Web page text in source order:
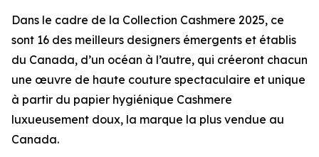
Dans le cadre de la Collection Cashmere 2025, ce
sont 16 des meilleurs designers émergents et établis
du Canada, d’un océan à l’autre, qui créeront chacun
une œuvre de haute couture spectaculaire et unique
à partir du papier hygiénique Cashmere
luxueusement doux, la marque la plus vendue au
Canada.